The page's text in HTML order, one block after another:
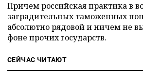
Причем российская практика в
заградительных таможенных
абсолютно рядовой и ничем не
фоне прочих государств.
СЕЙЧАС ЧИТАЮТ